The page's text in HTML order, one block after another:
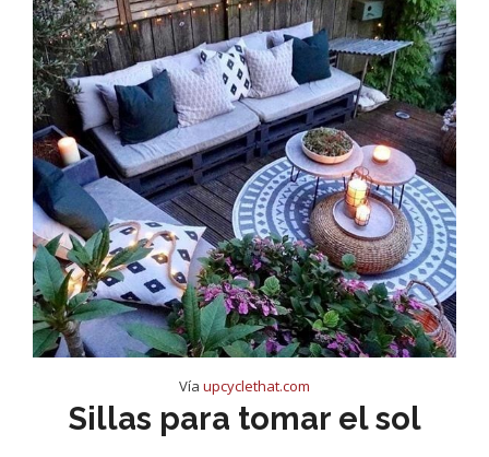
Vía upcyclethat.com
Sillas para tomar el sol